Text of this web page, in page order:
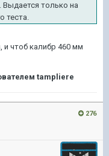
только на
теста.
и чтоб калибр 460 мм
tampliere
276